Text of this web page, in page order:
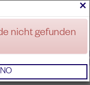
ANMELDEN
×
nicht gefunden